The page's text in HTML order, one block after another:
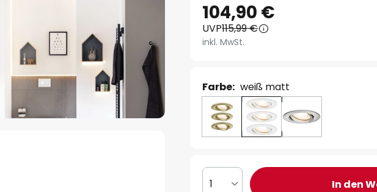
104,90 €
UVP115,99 €
inkl. MwSt.
Farbe: weiß matt
1 In den